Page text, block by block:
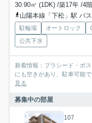
30.90㎡ (1DK) /築17年 /4
山陽本線「下松」駅 バ
駐輪場 オートロック
公共下水
新着情報：プラシード・ボ
にも空きがあり、駐車可能
見る
募集中の部屋
107